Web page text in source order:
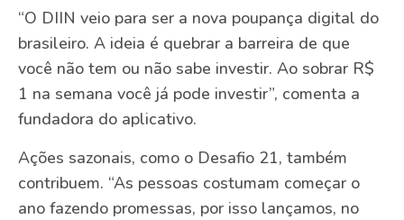
“O DIIN veio para ser a nova poupança digital do
brasileiro. A ideia é quebrar a barreira de que
você não tem ou não sabe investir. Ao sobrar R$
1 na semana você já pode investir”, comenta a
fundadora do aplicativo.
Ações sazonais, como o Desafio 21, também
contribuem. “As pessoas costumam começar o
ano fazendo promessas, por isso lançamos, no